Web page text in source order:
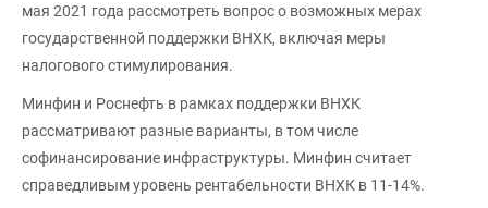
мая 2021 года рассмотреть вопрос о возможных мерах
государственной поддержки ВНХК, включая меры
налогового стимулирования.
Минфин и Роснефть в рамках поддержки ВНХК
рассматривают разные варианты, в том числе
софинансирование инфраструктуры. Минфин считает
справедливым уровень рентабельности ВНХК в 11-14%.